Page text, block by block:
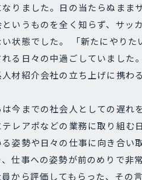
りました。日の当たらぬまま
いうものを全く知らず、サッ
状態でした。 「新たにやり
る日々の中過ごしていました
材紹介会社の立ち上げに携わ
今までの社会人としての遅れ
レアポなどの業務に取り組む
姿勢や日々の仕事に向き合い
仕事への姿勢が前のめりで非
から評価してもらった、その